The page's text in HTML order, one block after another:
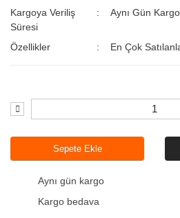
Kargoya Veriliş
Süresi
Aynı Gün Kargo
Özellikler En Çok
Sepete Ekle
Aynı gün kargo
Kargo bedava